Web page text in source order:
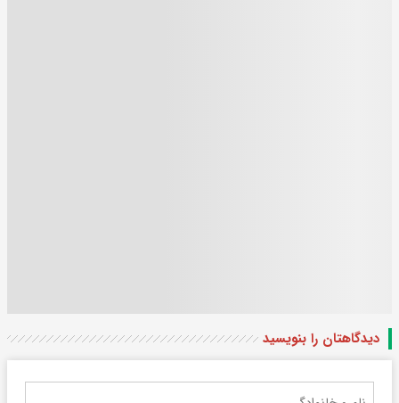
دیدگاهتان را بنویسید